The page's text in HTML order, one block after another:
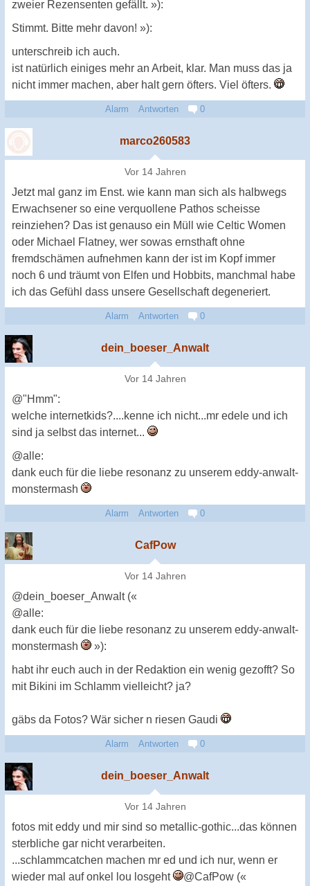
zweier Rezensenten gefällt. »):
Stimmt. Bitte mehr davon! »):
unterschreib ich auch.
ist natürlich einiges mehr an Arbeit, klar. Man muss das ja
nicht immer machen, aber halt gern öfters. Viel öfters.
Alarm Antworten 0
marco260583
Vor 14 Jahren
Jetzt mal ganz im Enst. wie kann man sich als halbwegs
Erwachsener so eine verquollene Pathos scheisse
reinziehen? Das ist genauso ein Müll wie Celtic Women
oder Michael Flatney, wer sowas ernsthaft ohne
fremdschämen aufnehmen kann der ist im Kopf immer
noch 6 und träumt von Elfen und Hobbits, manchmal habe
ich das Gefühl dass unsere Gesellschaft degeneriert.
Alarm Antworten 0
dein_boeser_Anwalt
Vor 14 Jahren
@"Hmm":
welche internetkids?....kenne ich nicht...mr edele und ich
sind ja selbst das internet...
@alle:
dank euch für die liebe resonanz zu unserem eddy-anwalt-
monstermash
Alarm Antworten 0
CafPow
Vor 14 Jahren
@dein_boeser_Anwalt («
@alle:
dank euch für die liebe resonanz zu unserem eddy-anwalt-
monstermash
»):
habt ihr euch auch in der Redaktion ein wenig gezofft? So
mit Bikini im Schlamm vielleicht? ja?
gäbs da Fotos? Wär sicher n riesen Gaudi
Alarm Antworten 0
dein_boeser_Anwalt
Vor 14 Jahren
fotos mit eddy und mir sind so metallic-gothic...das können
sterbliche gar nicht verarbeiten.
...schlammcatchen machen mr ed und ich nur, wenn er
wieder mal auf onkel lou losgeht
@CafPow («